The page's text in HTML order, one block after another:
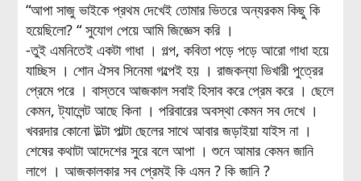
“আপা সাজু ভাইকে প্রথম দেখেই তোমার ভিতরে অন্যরকম কিছু কি
হয়েছিলো? “ সুযোগ পেয়ে আমি জিজ্ঞেস করি ।
-তুই এমনিতেই একটা গাধা । গল্প, কবিতা পড়ে পড়ে আরো গাধা হয়ে
যাচ্ছিস । শোন ঐসব সিনেমা গল্পেই হয় । রাজকন্যা ভিখারী পুত্রের
প্রেমে পরে । বাস্তবে আজকাল সবাই হিসাব করে প্রেম করে । ছেলে
কেমন, ট্যালেন্ট আছে কিনা । পরিবারের অবস্থা কেমন সব দেখে ।
খবরদার কোনো উল্টা পাল্টা ছেলের সাথে আবার জড়াইয়া যাইস না ।
শেষের কথাটা আদেশের সুরে বলে আপা । শুনে আমার কেমন জানি
লাগে । আজকালকার সব প্রেমই কি এমন ? কি জানি ?